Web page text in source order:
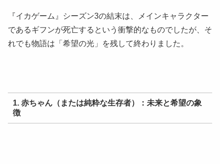
『イカゲーム』シーズン3の結末は、メインキャラクター
であるギフンが死亡するという衝撃的なものでしたが、そ
れでも物語は「希望の光」を残して終わりました。
1. 赤ちゃん（または純粋な生存者）：未来と希望の象
徴